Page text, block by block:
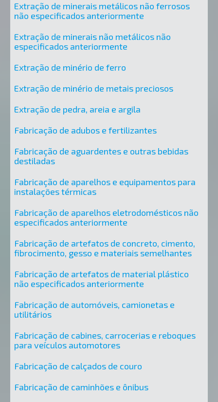
Extração de minerais metálicos não ferrosos
não especificados anteriormente
Extração de minerais não metálicos não
especificados anteriormente
Extração de minério de ferro
Extração de minério de metais preciosos
Extração de pedra, areia e argila
Fabricação de adubos e fertilizantes
Fabricação de aguardentes e outras bebidas
destiladas
Fabricação de aparelhos e equipamentos para
instalações térmicas
Fabricação de aparelhos eletrodomésticos não
especificados anteriormente
Fabricação de artefatos de concreto, cimento,
fibrocimento, gesso e materiais semelhantes
Fabricação de artefatos de material plástico
não especificados anteriormente
Fabricação de automóveis, camionetas e
utilitários
Fabricação de cabines, carrocerias e reboques
para veículos automotores
Fabricação de calçados de couro
Fabricação de caminhões e ônibus